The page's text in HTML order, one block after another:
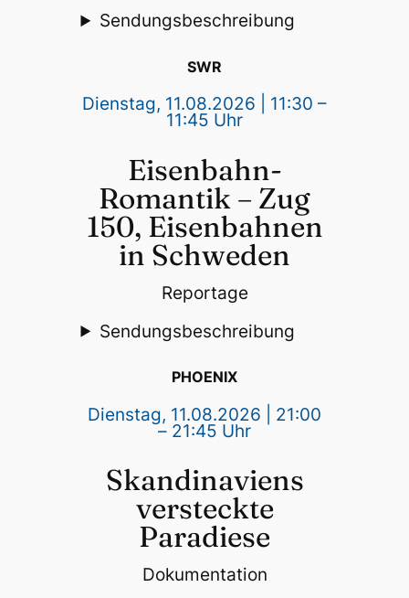
Sendungsbeschreibung
SWR
Dienstag, 11.08.2026 | 11:30 –
11:45 Uhr
Eisenbahn-
Romantik – Zug
150, Eisenbahnen
in Schweden
Reportage
Sendungsbeschreibung
PHOENIX
Dienstag, 11.08.2026 | 21:00
– 21:45 Uhr
Skandinaviens
versteckte
Paradiese
Dokumentation